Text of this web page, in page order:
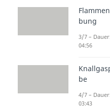
Du
dass die
bedeutet
bung
3/7 –
04:56
be
4/7 –
03:43